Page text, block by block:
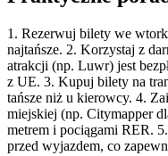
1. Rezerwuj bilety we
najtańsze. 2. Korzystaj z
atrakcji (np. Luwr) jest
z UE. 3. Kupuj bilety na
tańsze niż u kierowcy. 4.
miejskiej (np. Citymapper
metrem i pociągami RER.
przed wyjazdem, co